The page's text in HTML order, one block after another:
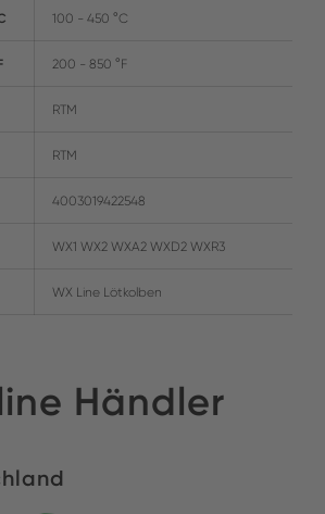
100 - 450 °C
200 - 850 °F
RTM
RTM
4003019422548
WX1 WX2 WXA2 WXD2 WXR3
WX Line Lötkolben
Händler